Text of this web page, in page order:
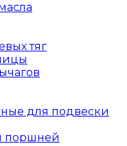
тяг
для подвески
поршней